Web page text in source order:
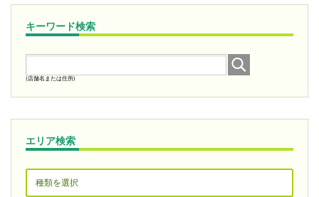
キーワード検索
(店舗名または住所)
エリア検索